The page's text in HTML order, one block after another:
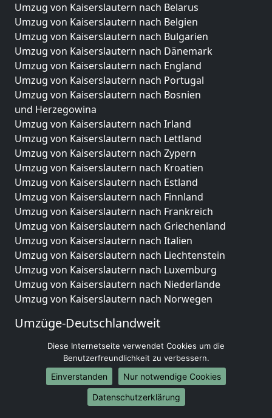
Umzug von Kaiserslautern nach Belarus
Umzug von Kaiserslautern nach Belgien
Umzug von Kaiserslautern nach Bulgarien
Umzug von Kaiserslautern nach Dänemark
Umzug von Kaiserslautern nach England
Umzug von Kaiserslautern nach Portugal
Umzug von Kaiserslautern nach Bosnien
und Herzegowina
Umzug von Kaiserslautern nach Irland
Umzug von Kaiserslautern nach Lettland
Umzug von Kaiserslautern nach Zypern
Umzug von Kaiserslautern nach Kroatien
Umzug von Kaiserslautern nach Estland
Umzug von Kaiserslautern nach Finnland
Umzug von Kaiserslautern nach Frankreich
Umzug von Kaiserslautern nach Griechenland
Umzug von Kaiserslautern nach Italien
Umzug von Kaiserslautern nach Liechtenstein
Umzug von Kaiserslautern nach Luxemburg
Umzug von Kaiserslautern nach Niederlande
Umzug von Kaiserslautern nach Norwegen
Umzüge-Deutschlandweit
Umzug von Kaiserslautern nach Berlin
Umzug von Kaiserslautern nach Hamburg
Umzug von Kaiserslautern nach München
Umzug von Kaiserslautern nach Köln
Umzug von Kaiserslautern nach Frankfurt am Main
Diese Internetseite verwendet Cookies um die
Benutzerfreundlichkeit zu verbessern.
Einverstanden
Nur notwendige Cookies
Datenschutzerklärung